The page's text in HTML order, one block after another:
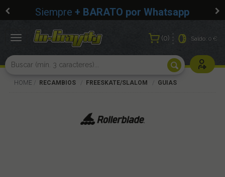
Siempre + BARATO por Whatsapp
0 Saldo:0 €
Usuarios
Toggle
HOME RECAMBIOS FREESKATE/SLALOM GUIAS